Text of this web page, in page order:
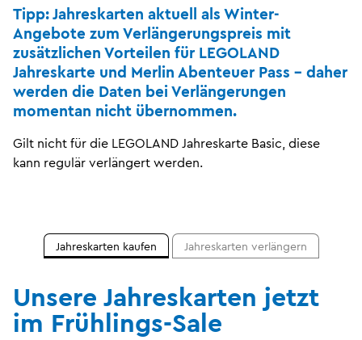
Tipp: Jahreskarten aktuell als Winter-
Angebote zum Verlängerungspreis mit
zusätzlichen Vorteilen für LEGOLAND
Jahreskarte und Merlin Abenteuer Pass - daher
werden die Daten bei Verlängerungen
momentan nicht übernommen.
Gilt nicht für die LEGOLAND Jahreskarte Basic, diese
kann regulär verlängert werden.
Jahreskarten kaufen Jahreskarten verlängern
Unsere Jahreskarten jetzt
im Frühlings-Sale